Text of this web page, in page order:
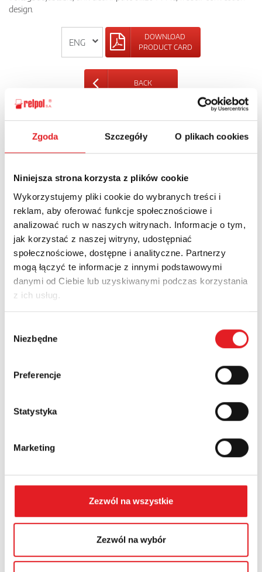
Zgoda Szczegóły O plikach cookies
Niniejsza strona korzysta z plików cookie
Wykorzystujemy pliki cookie do wybranych treści i
reklam, aby oferować funkcje społecznościowe i
analizować ruch w naszych witrynach. Informacje o tym,
jak korzystać z naszej witryny, udostępniać
społecznościowe, dostępne i analityczne. Partnerzy
mogą łączyć te informacje z innymi podstawowymi
danymi od Ciebie lub uzyskiwanymi podczas korzystania
z ich usług.
zgody
Niezbędne
Preferencje
Statystyka
Marketing
Zezwól na wszystkie
Zezwól na wybór
design.
DOWNLOAD
PRODUCT CARD
BACK
Ask for the details of the offer
Name: *
Email: *
Company:
Contents: *
I consent to the processing of my personal data by Relpol
in thePrivacy Policy*